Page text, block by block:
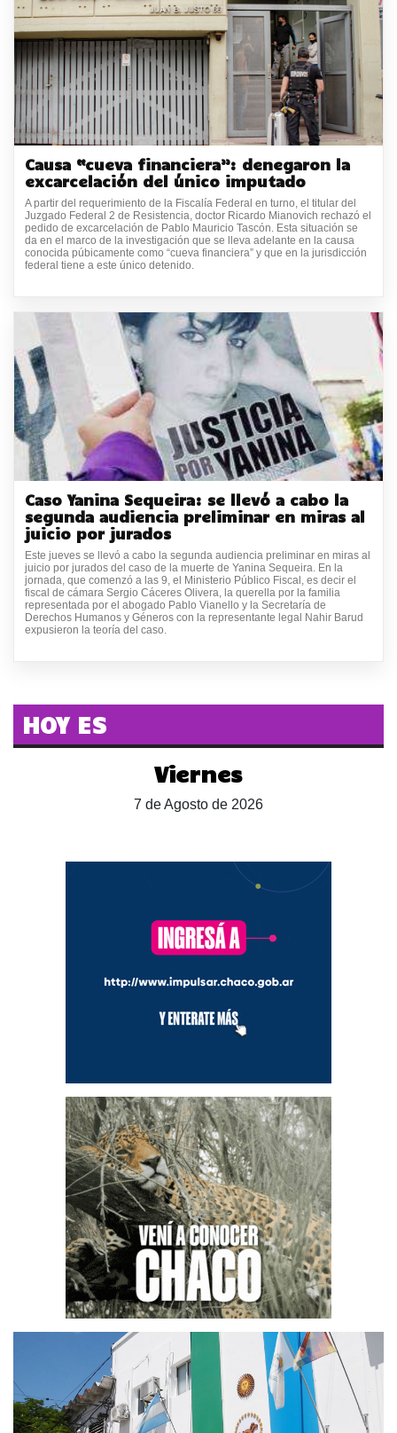
Causa “cueva financiera”: denegaron la
excarcelación del único imputado
A partir del requerimiento de la Fiscalía Federal en turno, el titular del
Juzgado Federal 2 de Resistencia, doctor Ricardo Mianovich rechazó el
pedido de excarcelación de Pablo Mauricio Tascón. Esta situación se
da en el marco de la investigación que se lleva adelante en la causa
conocida púbicamente como “cueva financiera” y que en la jurisdicción
federal tiene a este único detenido.
Caso Yanina Sequeira: se llevó a cabo la
segunda audiencia preliminar en miras al
juicio por jurados
Este jueves se llevó a cabo la segunda audiencia preliminar en miras al
juicio por jurados del caso de la muerte de Yanina Sequeira. En la
jornada, que comenzó a las 9, el Ministerio Público Fiscal, es decir el
fiscal de cámara Sergio Cáceres Olivera, la querella por la familia
representada por el abogado Pablo Vianello y la Secretaría de
Derechos Humanos y Géneros con la representante legal Nahir Barud
expusieron la teoría del caso.
HOY ES
Viernes
7 de Agosto de 2026